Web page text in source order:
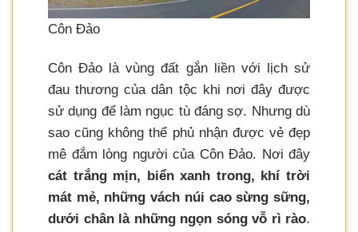
Côn Đảo
Côn Đảo là vùng đất gắn liền với lịch sử
đau thương của dân tộc khi nơi đây được
sử dụng để làm ngục tù đáng sợ. Nhưng dù
sao cũng không thể phủ nhận được vẻ đẹp
mê đắm lòng người của Côn Đảo. Nơi đây
cát trắng mịn, biển xanh trong, khí trời
mát mẻ, những vách núi cao sừng sững,
dưới chân là những ngọn sóng vỗ rì rào.